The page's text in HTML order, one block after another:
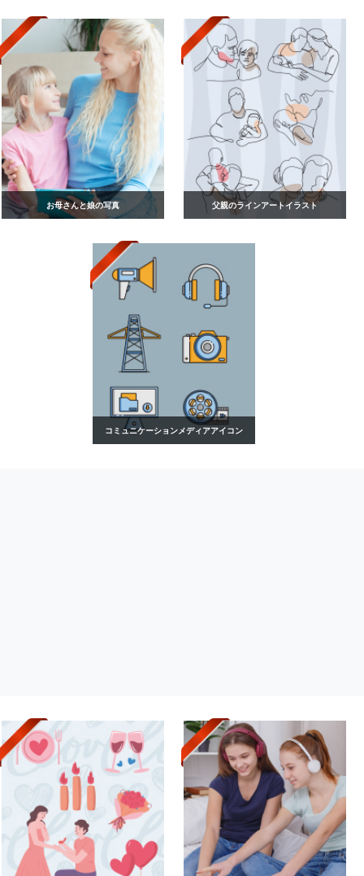
お母さんと娘の写真 父親のラインアートイラスト
コミュニケーションメディアアイコン